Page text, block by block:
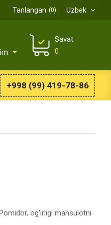
Uzbek
Tanlangan 0
Savat
0
+998 (99) 419-78-86
og'irligi mahsulotni